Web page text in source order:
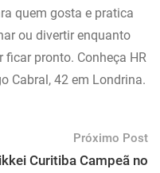
quem gosta e pratica
ou divertir enquanto
pronto. Conheça HR
Cabral, 42 em Londrina.
Próximo Post
Curitiba Campeã no